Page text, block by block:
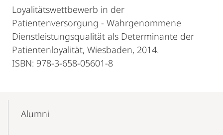
Loyalitätswettbewerb in der
Patientenversorgung - Wahrgenommene
Dienstleistungsqualität als Determinante der
Patientenloyalität, Wiesbaden, 2014.
ISBN: 978-3-658-05601-8
Navigation
Alumni